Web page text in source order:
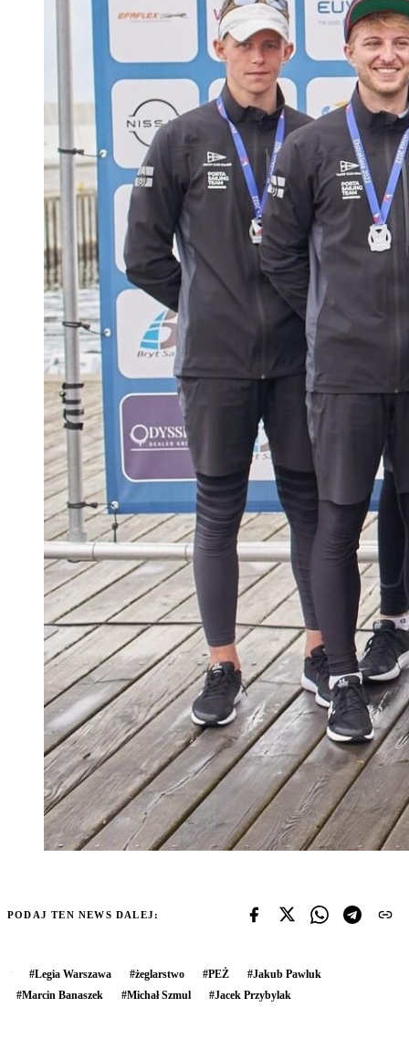
PODAJ TEN NEWS DALEJ:
#Legia Warszawa #żeglarstwo #PEŻ #Jakub Pawluk
#Marcin Banaszek #Michał Szmul #Jacek Przybylak